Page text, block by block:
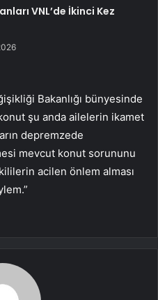
VNL’de İkinci Kez
Bakanlığı bünyesinde
şu anda ailelerin ikamet
depremzede
mevcut konut sorununu
acilen önlem alması